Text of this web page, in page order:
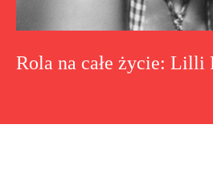
Rola na całe życie: Lilli